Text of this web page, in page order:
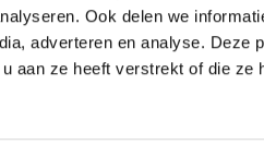
Ook delen we
adverteren en analyse. Deze
aan ze heeft verstrekt of die ze